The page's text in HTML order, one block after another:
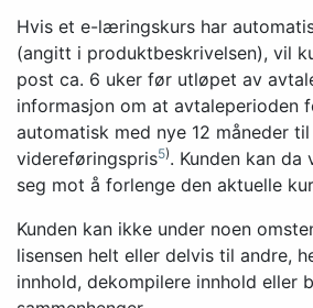
Hvis et e-læringskurs har
(angitt i produktbeskrivelsen), vil
post ca. 6 uker før utløpet av
informasjon om at avtaleperioden
automatisk med nye 12 måneder
videreføringspris5). Kunden kan da
seg mot å forlenge den aktuelle
Kunden kan ikke under noen
lisensen helt eller delvis til andre,
innhold, dekompilere innhold eller